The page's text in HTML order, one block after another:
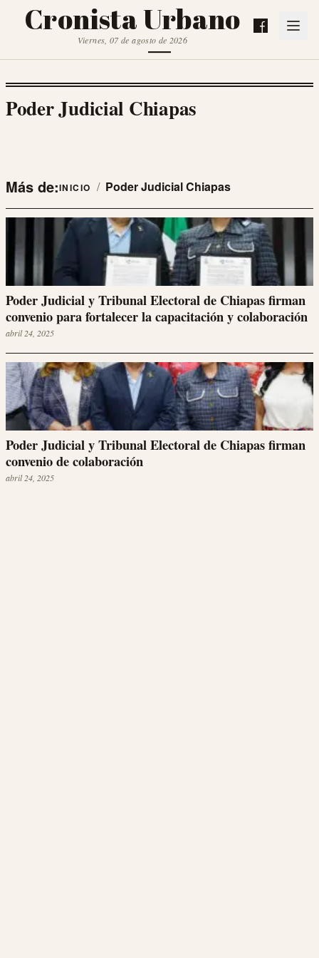
Cronista Urbano
Viernes, 07 de agosto de 2026
Poder Judicial Chiapas
Más de:INICIO / Poder Judicial Chiapas
Poder Judicial y Tribunal Electoral de Chiapas firman
convenio para fortalecer la capacitación y colaboración
abril 24, 2025
Poder Judicial y Tribunal Electoral de Chiapas firman
convenio de colaboración
abril 24, 2025